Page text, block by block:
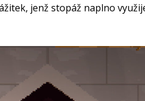
jenž stopáž naplno